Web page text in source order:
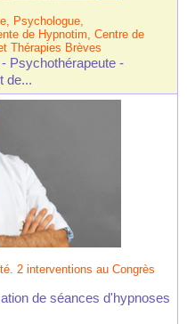
Psychologue,
de Hypnotim, Centre de
Thérapies Brèves
Psychothérapeute -
de...
2 interventions au Congrès
de séances d'hypnoses